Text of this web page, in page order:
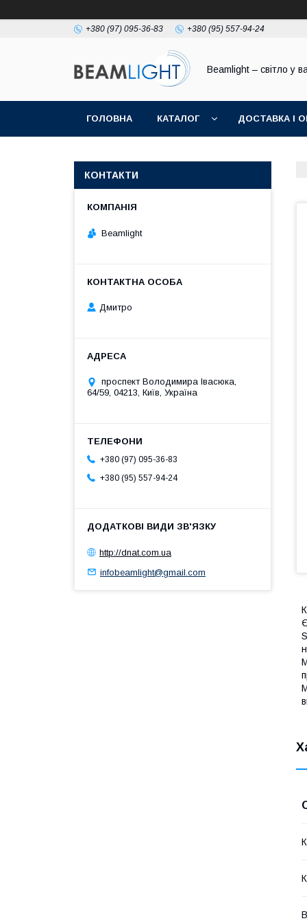
+380 (97) 095-36-83 +380 (95) 557-94-24
Beamlight – світло у
ГОЛОВНА КАТАЛОГ ДОСТАВКА І
КОНТАКТИ
Beamlight
Дмитро
проспект Володимира Івасюка,
64/59, 04213, Київ, Україна
+380 (97) 095-36-83
+380 (95) 557-94-24
http://dnat.com.ua
infobeamlight@gmail.com